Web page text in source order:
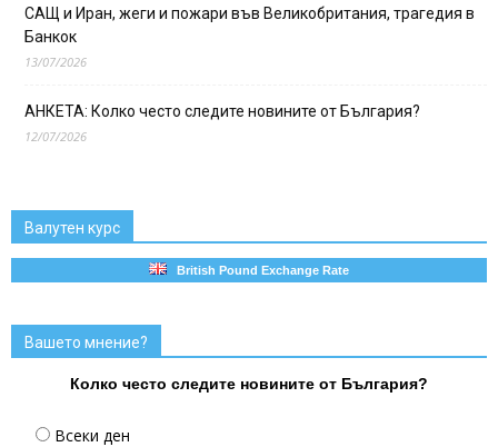
САЩ и Иран, жеги и пожари във Великобритания, трагедия в
Банкок
13/07/2026
АНКЕТА: Колко често следите новините от България?
12/07/2026
Валутен курс
British Pound Exchange Rate
Вашето мнение?
Колко често следите новините от България?
Всеки ден